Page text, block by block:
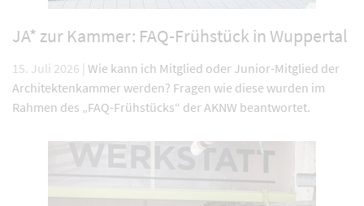
JA* zur Kammer: FAQ-Frühstück in Wuppertal
15. Juli 2026 | Wie kann ich Mitglied oder Junior-Mitglied der
Architektenkammer werden? Fragen wie diese wurden im
Rahmen des „FAQ-Frühstücks“ der AKNW beantwortet.